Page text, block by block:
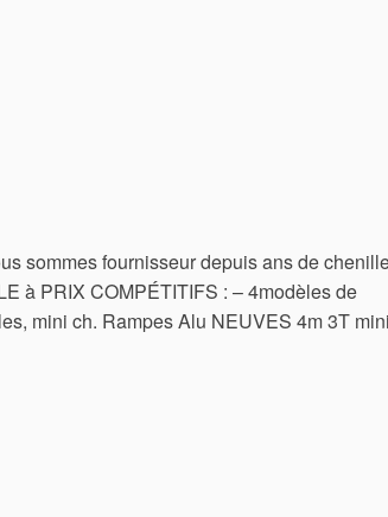
sommes fournisseur depuis ans de
à PRIX COMPÉTITIFS : – 4modèles de
mini ch. Rampes Alu NEUVES 4m 3T